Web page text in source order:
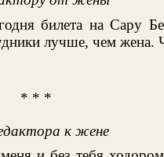
билета на Сару
лучше, чем жена.
* * *
к жене